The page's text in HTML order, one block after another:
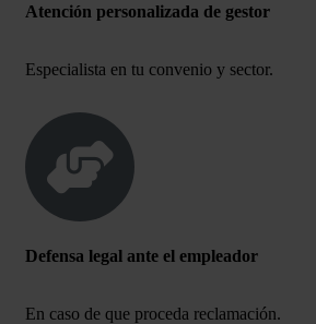
Atención personalizada de gestor
Especialista en tu convenio y sector.
Defensa legal ante el empleador
En caso de que proceda reclamación.